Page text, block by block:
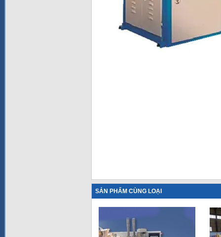
SẢN PHẨM CÙNG LOẠI